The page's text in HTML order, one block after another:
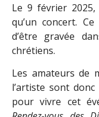
Le 9 février
qu’un concert.
d’être gravée
chrétiens.
Les amateurs de
l’artiste sont
pour vivre cet